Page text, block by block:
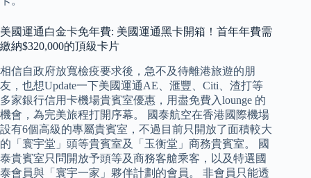
美國運通白金卡免年費: 美國運通黑卡開箱！首年年費需
繳納$320,000的頂級卡片
相信自政府放寬檢疫要求後，急不及待離港旅遊的朋
友，也想Update一下美國運通AE、滙豐、Citi、渣打等
多家銀行信用卡機場貴賓室優惠，用盡免費入lounge 的
機會，為完美旅程打開序幕。 國泰航空在香港國際機場
設有6個高級的專屬貴賓室，不過目前只開放了面積較大
的「寰宇堂」頭等貴賓室及「玉衡堂」商務貴賓室。 國
泰貴賓室只問開放予頭等及商務客艙乘客，以及特選國
泰會員與「寰宇一家」夥伴計劃的會員。 非會員只能透